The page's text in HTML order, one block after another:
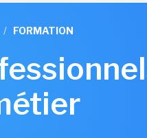
/ FORMATION